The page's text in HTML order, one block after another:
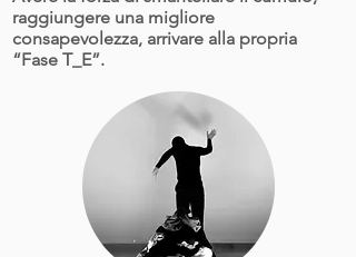
raggiungere una migliore
consapevolezza, arrivare alla propria
“Fase T_E”.